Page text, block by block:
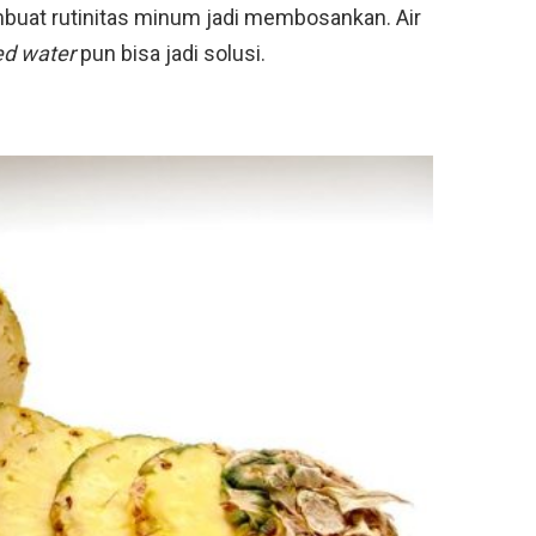
rutinitas minum jadi membosankan. Air
waterpun bisa jadi solusi.